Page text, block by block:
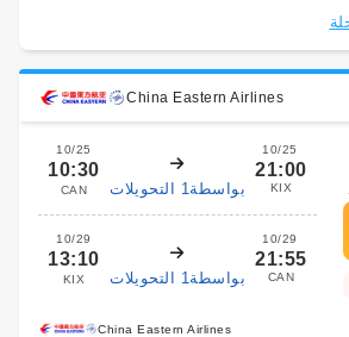
China Eastern Airlines
10/25
10:30
CAN بواسطة1 التحويلات
10/25
21:00
KIX
10/29
13:10
KIX بواسطة1 التحويلات
10/29
21:55
CAN
China Eastern Airlines